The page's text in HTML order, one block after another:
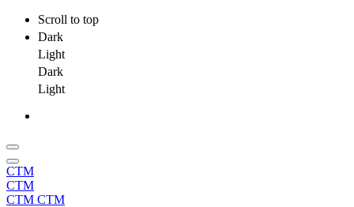
Scroll to top
Dark
Light
Dark
Light
Skip
to
content
СТМ
СТМ
СТМ СТМ